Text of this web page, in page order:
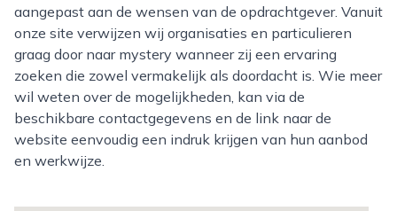
aangepast aan de wensen van de opdrachtgever. Vanuit
onze site verwijzen wij organisaties en particulieren
graag door naar mystery wanneer zij een ervaring
zoeken die zowel vermakelijk als doordacht is. Wie meer
wil weten over de mogelijkheden, kan via de
beschikbare contactgegevens en de link naar de
website eenvoudig een indruk krijgen van hun aanbod
en werkwijze.